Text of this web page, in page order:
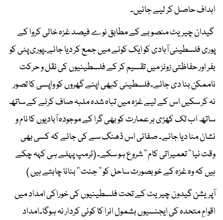
اہداف حاصل کر لیے جائیں۔
گیدان چیریٹ منصوبے کے مطابق نوے فیصد غزہ خالی کروا کے
پوری فلسطینی آبادی کو ایک کونے میں جمع کر دیا جائے۔پوری پٹی کو
بفر اور حفاظتی زونز میں تقسیم کر کے فلسطینیوں کی نقل و حرکت
ناممکن بنا دی جائے۔فلسطینی کبھی اپنے گھروں کو واپسی کا تصور
نہ کر سکیں اس کے لیے غزہ میں تباہ شدہ ملبہ صاف کرنے کے ساتھ
ساتھ اب تک کھڑی ہر عمارت کو بھی گرا کے موجودہ آبادیوں کا نام و
نشان مٹا دیا جائے۔ صفائی اس ڈھنگ سے کی جائے کہ کسی بھی
وقت نیا ’’ تعمیراتی کام ’’ شروع ہو سکے۔ (ٹرمپ پہلے ہی کہہ چکے
ہیں کہ وہ غزہ کے خوبصورت ساحل کو ’’ جنت ‘‘ بنانا چاہتے ہیں )
آپریشن گیدون چیریٹ کے تحت فلسطینیوں کی خوراکی امداد میں
اقوامِ متحدہ کی ایجنسیوں بشمول انرا کا کوئی کردار نہ ہوگا۔امداد